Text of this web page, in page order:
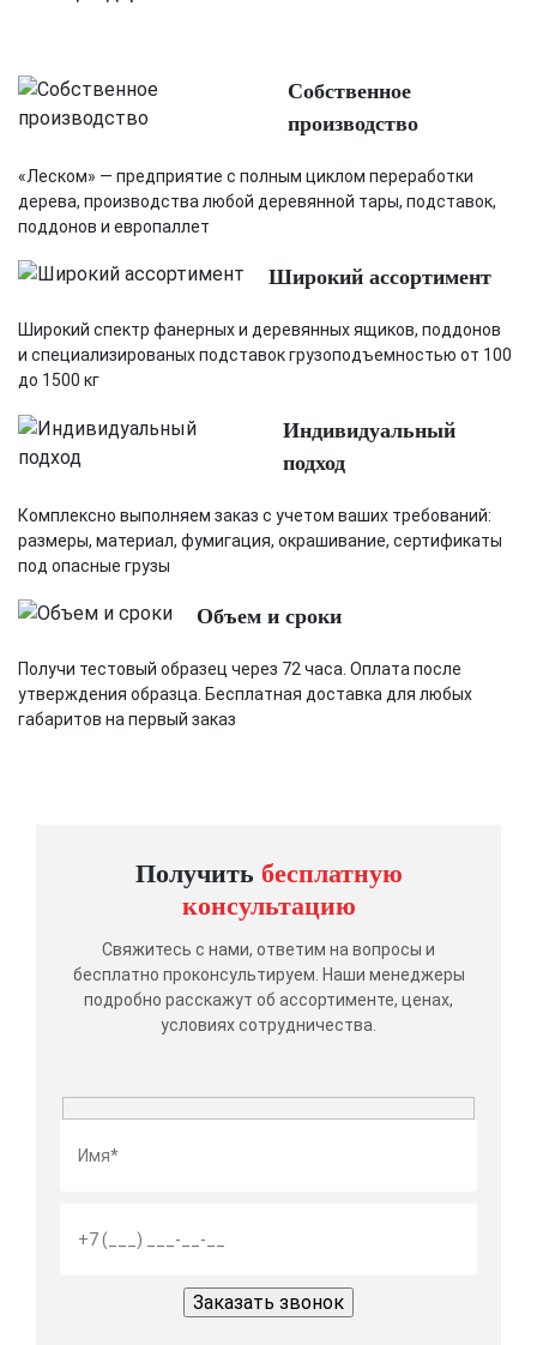
Собственное
производство
«Леском» — предприятие с полным циклом переработки
дерева, производства любой деревянной тары, подставок,
поддонов и европаллет
Широкий ассортимент
Широкий спектр фанерных и деревянных ящиков, поддонов
и специализированых подставок грузоподъемностью от 100
до 1500 кг
Индивидуальный
подход
Комплексно выполняем заказ с учетом ваших требований:
размеры, материал, фумигация, окрашивание, сертификаты
под опасные грузы
Объем и сроки
Получи тестовый образец через 72 часа. Оплата после
утверждения образца. Бесплатная доставка для любых
габаритов на первый заказ
Получить бесплатную
консультацию
Свяжитесь с нами, ответим на вопросы и
бесплатно проконсультируем. Наши менеджеры
подробно расскажут об ассортименте, ценах,
условиях сотрудничества.